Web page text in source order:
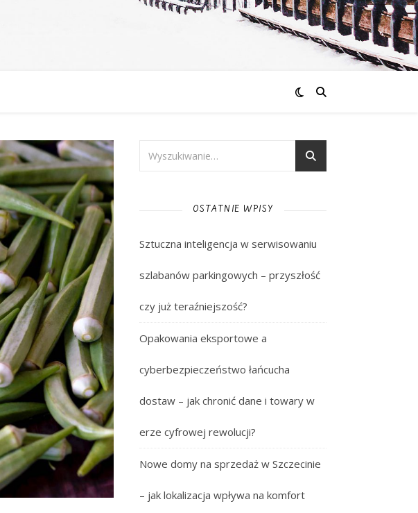
OSTATNIE WPISY
Sztuczna inteligencja w serwisowaniu
szlabanów parkingowych – przyszłość
czy już teraźniejszość?
Opakowania eksportowe a
cyberbezpieczeństwo łańcucha
dostaw – jak chronić dane i towary w
erze cyfrowej rewolucji?
Nowe domy na sprzedaż w Szczecinie
– jak lokalizacja wpływa na komfort